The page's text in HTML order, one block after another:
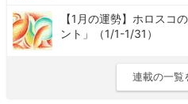
【1月の運勢】ホロスコ
ント」（1/1-1/31）
連載の一覧